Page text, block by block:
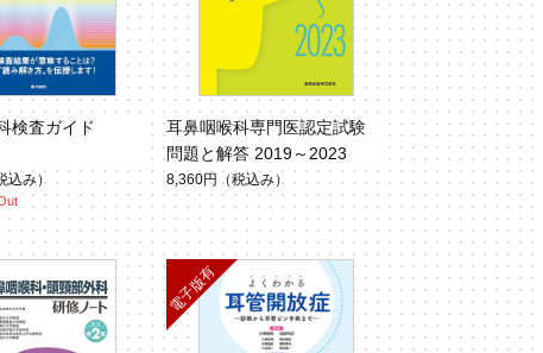
検査ガイド
込み）
耳鼻咽喉科専門医認定試験
問題と解答 2019～2023
8,360円 （税込み）